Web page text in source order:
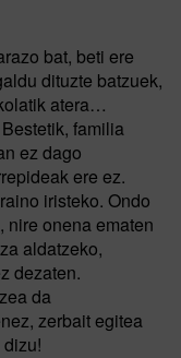
bat, beti ere
dituzte batzuek,
atera…
familia
ez dago
ere ez.
iristeko. Ondo
nire onena ematen
aldatzeko,
dezaten.
da
zerbait egitea